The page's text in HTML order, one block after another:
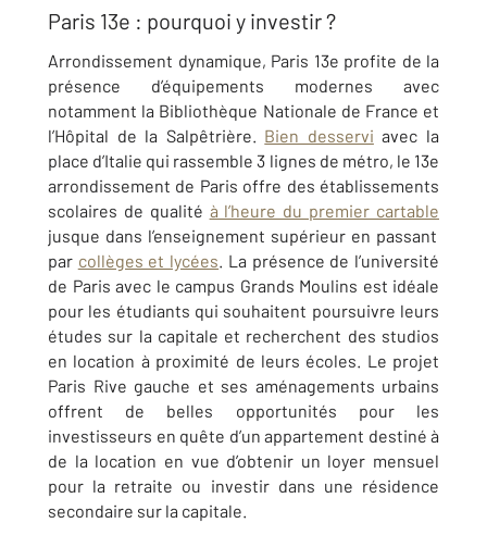
Paris 13e : pourquoi y investir ?
Arrondissement dynamique, Paris 13e profite de la
présence d’équipements modernes avec
notamment la Bibliothèque Nationale de France et
l’Hôpital de la Salpêtrière. Bien desservi avec la
place d’Italie qui rassemble 3 lignes de métro, le 13e
arrondissement de Paris offre des établissements
scolaires de qualité à l’heure du premier cartable
jusque dans l’enseignement supérieur en passant
par collèges et lycées. La présence de l’université
de Paris avec le campus Grands Moulins est idéale
pour les étudiants qui souhaitent poursuivre leurs
études sur la capitale et recherchent des studios
en location à proximité de leurs écoles. Le projet
Paris Rive gauche et ses aménagements urbains
offrent de belles opportunités pour les
investisseurs en quête d’un appartement destiné à
de la location en vue d’obtenir un loyer mensuel
pour la retraite ou investir dans une résidence
secondaire sur la capitale.